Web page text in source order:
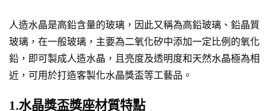
人造水晶是高鉛含量的玻璃，因此又稱為高鉛玻璃、鉛晶質
玻璃，在一般玻璃，主要為二氧化矽中添加一定比例的氧化
鉛，即可製成人造水晶，且亮度及透明度和天然水晶極為相
近，可用於打造客製化水晶獎盃等工藝品。
1.水晶獎盃獎座材質特點